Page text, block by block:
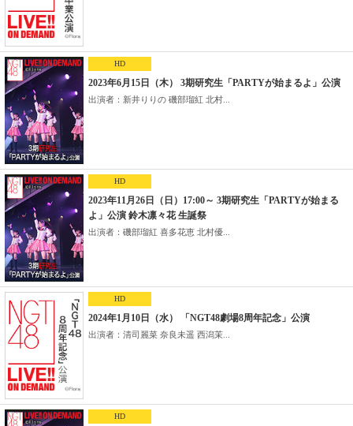
HD
2023年6月15日（木） 3期研究生「PARTYが始まるよ」公演
出演者：新井りりの 磯部瑠紅 北村...
HD
2023年11月26日（日）17:00～ 3期研究生「PARTYが始まる
よ」公演 鈴木凛々花 生誕祭
出演者：磯部瑠紅 喜多花恵 北村優...
HD
2024年1月10日（水） 「NGT48劇場8周年記念」公演
出演者：清司麗菜 奈良未遥 西潟茉...
HD